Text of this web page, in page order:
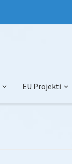
EU Projekti